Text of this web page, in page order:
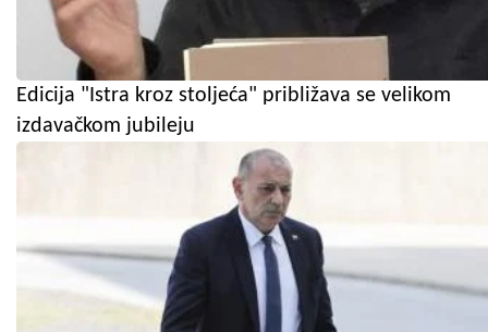
Edicija "Istra kroz stoljeća" približava se velikom
izdavačkom jubileju